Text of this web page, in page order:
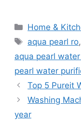
Categories
Home &
Tags
aqua pearl ro,
aqua pearl
pearl water
Top 5 Pureit
Washing
year